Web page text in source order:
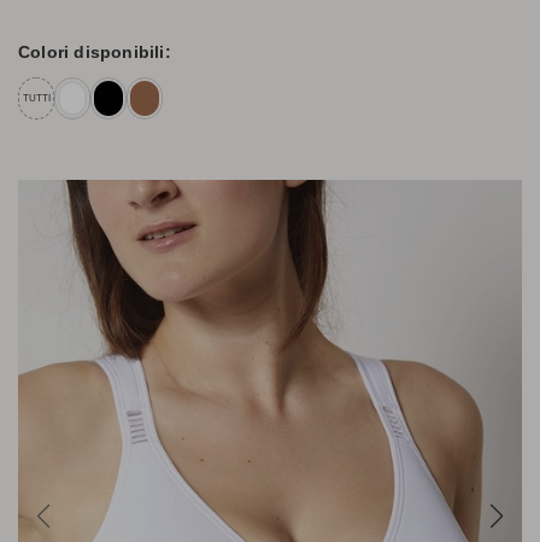
Colori disponibili:
TUTTI